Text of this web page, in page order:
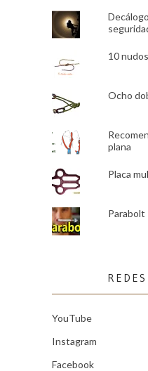
10
Ocho
plana
Placa
Parabolt
YouTube
Instagram
Facebook